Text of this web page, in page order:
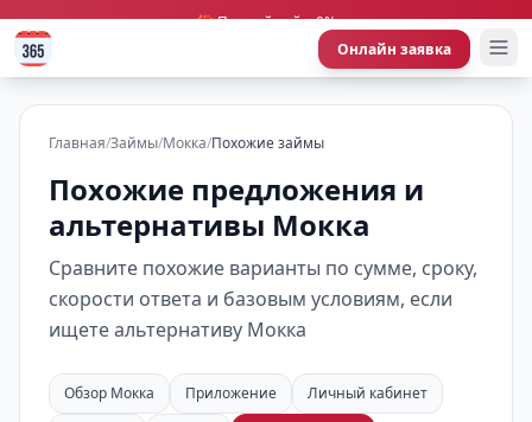
🎁 Первый займ 0%
Онлайн заявка
Главная/Займы/Мокка/Похожие займы
Похожие предложения и
альтернативы Мокка
Сравните похожие варианты по сумме, сроку,
скорости ответа и базовым условиям, если
ищете альтернативу Мокка
Обзор Мокка Приложение
Личный кабинет